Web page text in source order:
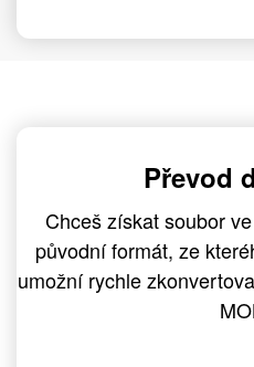
Převod
Chceš získat soubor
původní formát, ze
umožní rychle